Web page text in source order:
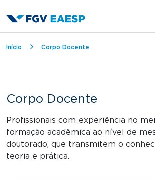
Trilha de navegação
Início Corpo Docente
Corpo Docente
Profissionais com experiência no
formação acadêmica ao nível de
doutorado, que transmitem o
teoria e prática.